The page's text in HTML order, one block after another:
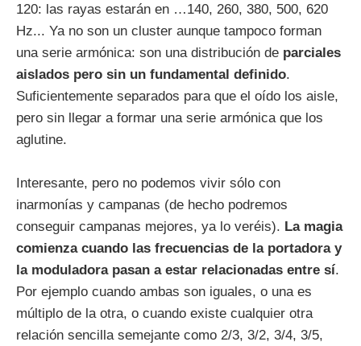
120: las rayas estarán en …140, 260, 380, 500, 620
Hz... Ya no son un cluster aunque tampoco forman
una serie armónica: son una distribución de parciales
aislados pero sin un fundamental definido.
Suficientemente separados para que el oído los aisle,
pero sin llegar a formar una serie armónica que los
aglutine.
Interesante, pero no podemos vivir sólo con
inarmonías y campanas (de hecho podremos
conseguir campanas mejores, ya lo veréis). La magia
comienza cuando las frecuencias de la portadora y
la moduladora pasan a estar relacionadas entre sí.
Por ejemplo cuando ambas son iguales, o una es
múltiplo de la otra, o cuando existe cualquier otra
relación sencilla semejante como 2/3, 3/2, 3/4, 3/5,